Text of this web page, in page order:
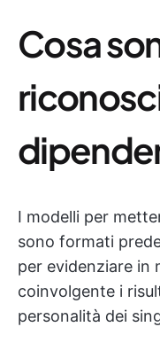
Cosa
I modelli per
sono formati
per evidenziare in
coinvolgente i
personalità dei